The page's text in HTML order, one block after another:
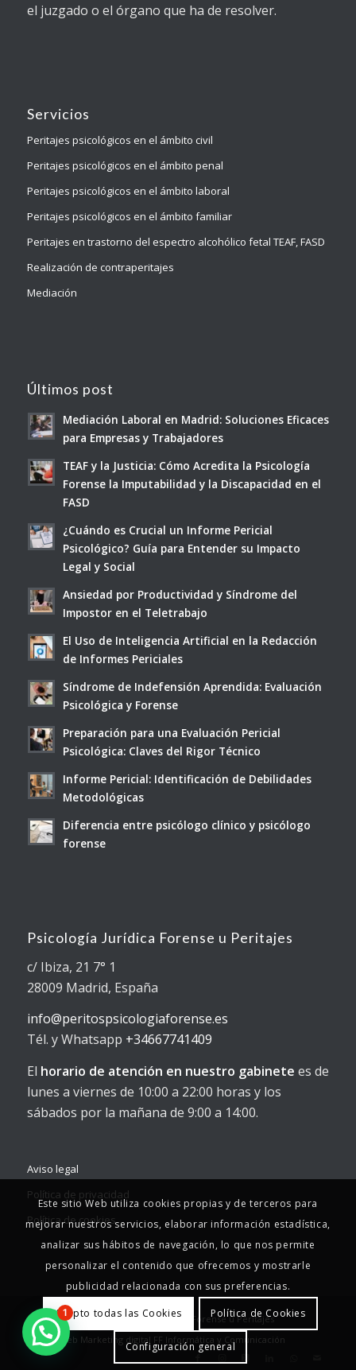
el juzgado o el órgano que ha de resolver.
Servicios
Peritajes psicológicos en el ámbito civil
Peritajes psicológicos en el ámbito penal
Peritajes psicológicos en el ámbito laboral
Peritajes psicológicos en el ámbito familiar
Peritajes en trastorno del espectro alcohólico fetal TEAF, FASD
Realización de contraperitajes
Mediación
Últimos post
Mediación Laboral en Madrid: Soluciones Eficaces
para Empresas y Trabajadores
TEAF y la Justicia: Cómo Acredita la Psicología
Forense la Imputabilidad y la Discapacidad en el
FASD
¿Cuándo es Crucial un Informe Pericial
Psicológico? Guía para Entender su Impacto
Legal y Social
Ansiedad por Productividad y Síndrome del
Impostor en el Teletrabajo
El Uso de Inteligencia Artificial en la Redacción
de Informes Periciales
Síndrome de Indefensión Aprendida: Evaluación
Psicológica y Forense
Preparación para una Evaluación Pericial
Psicológica: Claves del Rigor Técnico
Informe Pericial: Identificación de Debilidades
Metodológicas
Diferencia entre psicólogo clínico y psicólogo
forense
Psicología Jurídica Forense u Peritajes
c/ Ibiza, 21 7° 1
28009 Madrid, España
info@peritospsicologiaforense.es
Tél. y Whatsapp +34667741409
El horario de atención en nuestro gabinete es de
lunes a viernes de 10:00 a 22:00 horas y los
sábados por la mañana de 9:00 a 14:00.
Aviso legal
Política de privacidad
Política de cookies
© Copyright - 2025 - Psicología Jurídica Forense u Peritajes
Diseño Web Marketing digital FF Informática y Comunicación
Este sitio Web utiliza cookies propias y de terceros para
mejorar nuestros servicios, elaborar información estadística,
analizar sus hábitos de navegación, lo que nos permite
personalizar el contenido que ofrecemos y mostrarle
publicidad relacionada con sus preferencias.
Acepto todas las Cookies Política de Cookies
Configuración general
1